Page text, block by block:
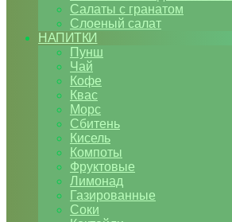
Салаты с гранатом
Слоеный салат
НАПИТКИ
Пунш
Чай
Кофе
Квас
Морс
Сбитень
Кисель
Компоты
Фруктовые
Лимонад
Газированные
Соки